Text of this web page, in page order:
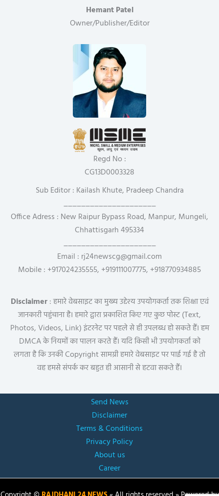
Hemant Patel
Owner/Publisher/Editor
Regd No :
CG13D0003328
Sub Editor : Kailash Khute, Pradeep Chandra
_____________________
Office Adress : New Raipur Bypass Road, Manpur, Mungeli,
Chhattisgarh 495334
_____________________
Email : rj24newscg@gmail.com
Mobile : +917024235555, +919111007775, +918770934885
Disclaimer: हमारे वेबसाइट का मुख्य उद्देश्य उपयोगकर्ता तक शिक्षा एवं
जानकारी पहुंचाना है। हमारे द्वारा प्रकाशित किए गए कुछ पोस्ट (Text,
Photos, Videos, Link) इंटरनेट पर पहले से ही उपलब्ध हो सकते हैं। हम
DMCA के नियमों का पालन करते हैं। यदि किसी भी उपयोगकर्ता को
लगता है कि उनकी Copyright सामग्री हमारे वेबसाइट पर पाई गई है तो
वह हमसे संपर्क कर बहुत ही आसानी से हटवा सकते हैं।
Send News
Disclaimer
Terms & Conditions
Privacy Policy
About us
Career